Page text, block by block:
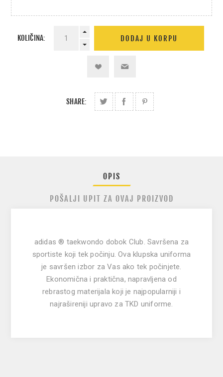
KOLIČINA:
SHARE:
OPIS
POŠALJI UPIT ZA OVAJ PROIZVOD
adidas ® taekwondo dobok Club. Savršena za
sportiste koji tek počinju. Ova klupska uniforma
je savršen izbor za Vas ako tek počinjete.
Ekonomična i praktična, napravljena od
rebrastog materijala koji je najpopularniji i
najrašireniji upravo za TKD uniforme.